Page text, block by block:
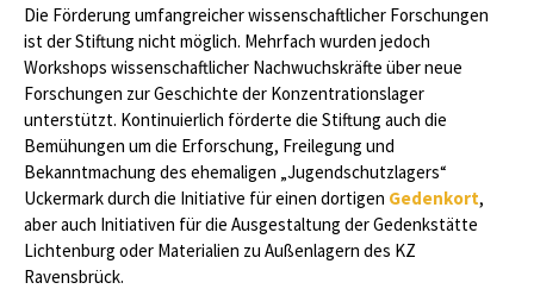
Die Förderung umfangreicher wissenschaftlicher Forschungen
ist der Stiftung nicht möglich. Mehrfach wurden jedoch
Workshops wissenschaftlicher Nachwuchskräfte über neue
Forschungen zur Geschichte der Konzentrationslager
unterstützt. Kontinuierlich förderte die Stiftung auch die
Bemühungen um die Erforschung, Freilegung und
Bekanntmachung des ehemaligen „Jugendschutzlagers“
Uckermark durch die Initiative für einen dortigen Gedenkort,
aber auch Initiativen für die Ausgestaltung der Gedenkstätte
Lichtenburg oder Materialien zu Außenlagern des KZ
Ravensbrück.